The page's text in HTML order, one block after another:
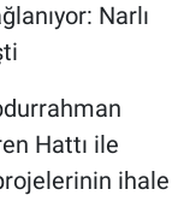
Narlı
Hattı ile
ihale